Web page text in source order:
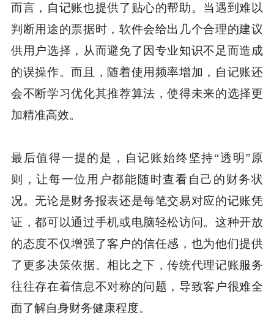
而言，自记账也提供了贴心的帮助。当遇到难以
判断用途的票据时，软件会给出几个合理的建议
供用户选择，从而避免了因专业知识不足而造成
的误操作。而且，随着使用频率增加，自记账还
会不断学习优化其推荐算法，使得未来的选择更
加精准高效。
最后值得一提的是，自记账始终坚持“透明”原
则，让每一位用户都能随时查看自己的财务状
况。无论是财务报表还是每笔交易对应的记账凭
证，都可以通过手机或电脑轻松访问。这种开放
的态度不仅增强了客户的信任感，也为他们提供
了更多决策依据。相比之下，传统代理记账服务
往往存在着信息不对称的问题，导致客户很难全
面了解自身财务健康程度。